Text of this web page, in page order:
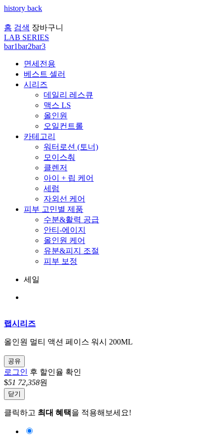
history back
홈 검색 장바구니
LAB SERIES
bar1bar2bar3
면세전용
베스트 셀러
시리즈
데일리 레스큐
맥스 LS
올인원
오일컨트롤
카테고리
워터로션 (토너)
모이스춰
클렌저
아이 + 립 케어
세럼
자외선 케어
피부 고민별 제품
수분&활력 공급
안티-에이지
올인원 케어
유분&피지 조절
피부 보정
세일
랩시리즈
올인원 멀티 액션 페이스 워시 200ML
공유
로그인 후 할인율 확인
$51 72,358원
닫기
클릭하고 최대 혜택을 적용해보세요!